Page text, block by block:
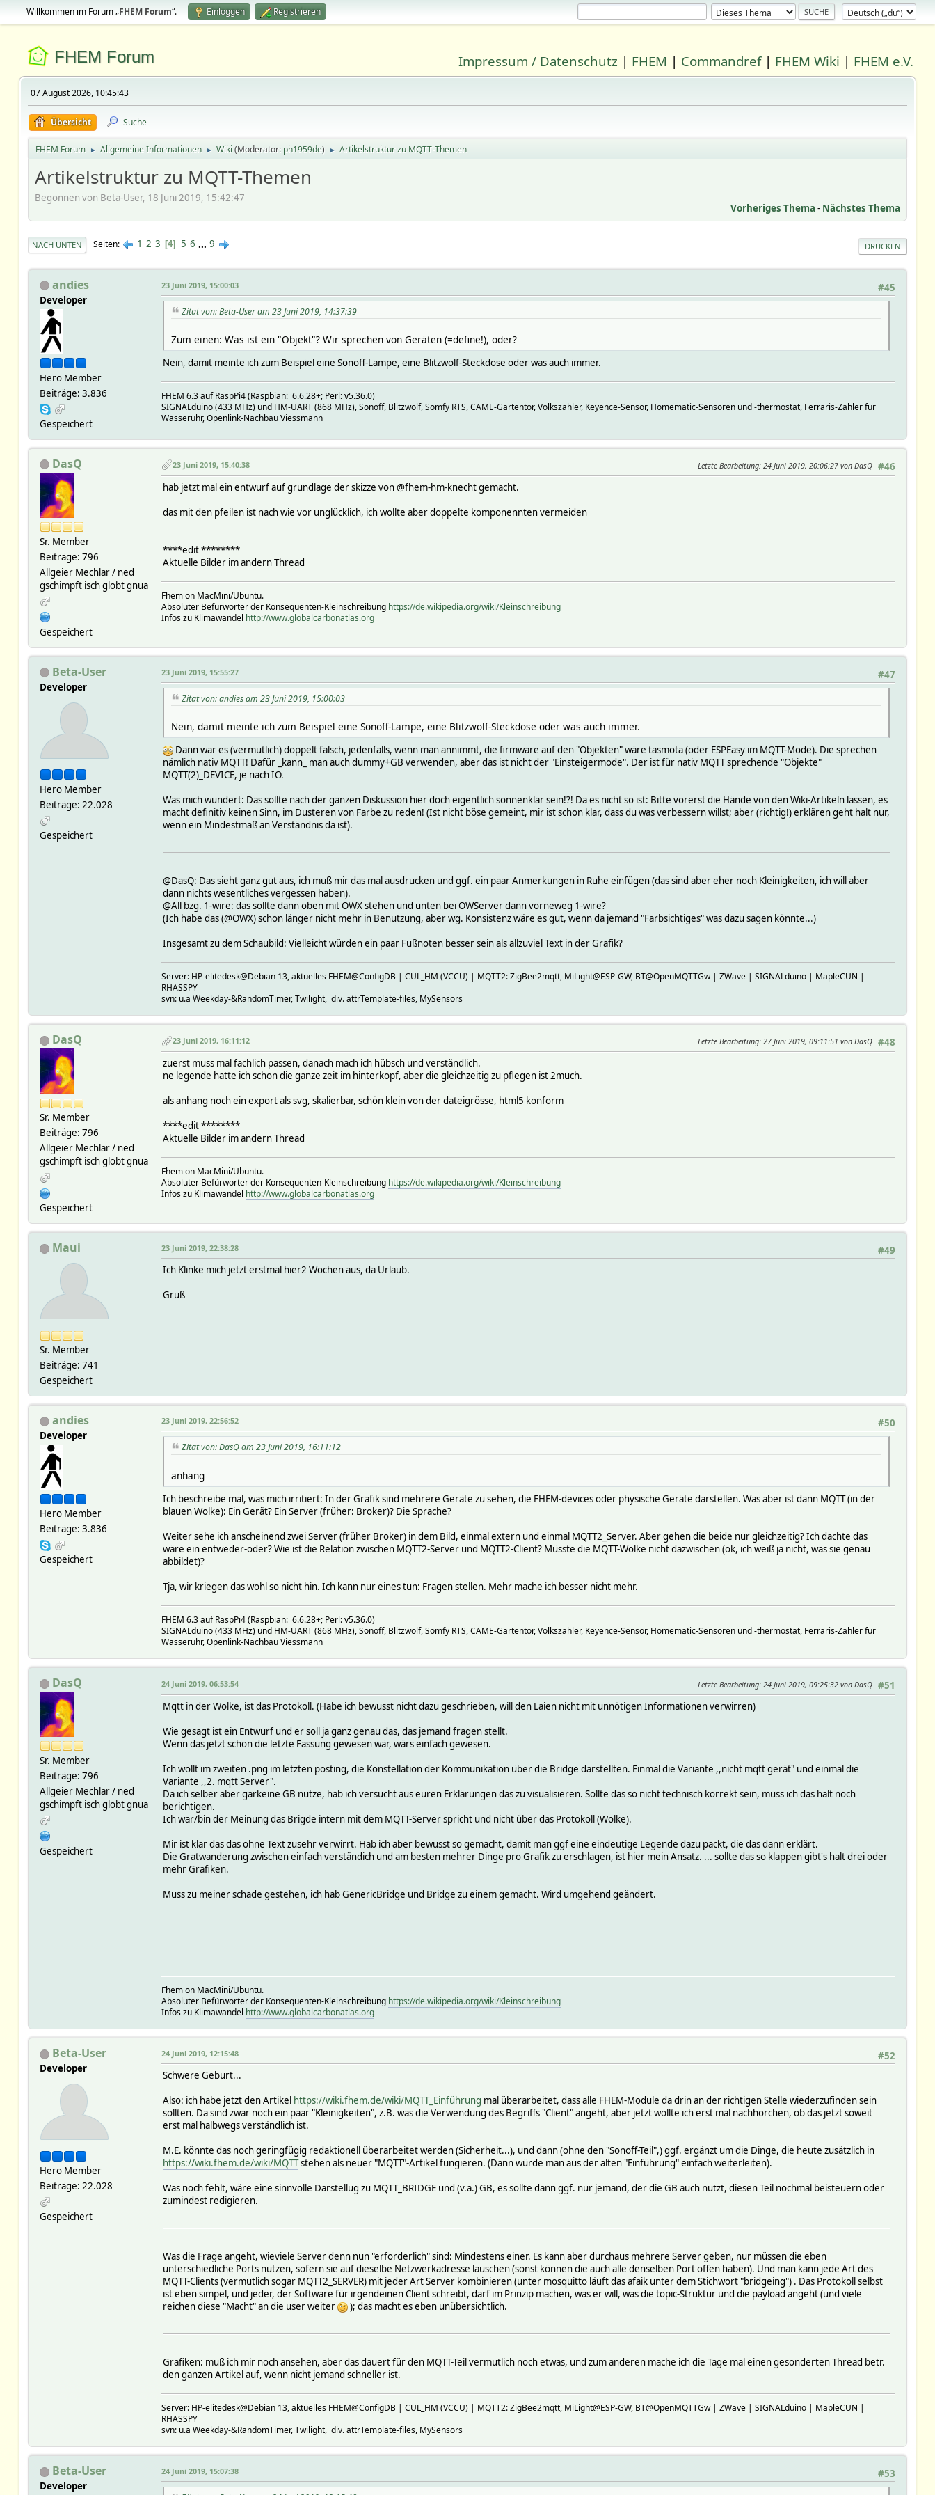
Willkommen im Forum „FHEM Forum“. Einloggen Registrieren
FHEM Forum Impressum / Datenschutz | FHEM | Commandref| FHEM Wiki | FHEM e.V.
07 August 2026, 10:45:43
Übersicht Suche
FHEM Forum ► Allgemeine Informationen ► Wiki(Moderator: ph1959de) ► Artikelstruktur zu MQTT-Themen
Artikelstruktur zu MQTT-Themen
Begonnen von Beta-User, 18 Juni 2019, 15:42:47
Vorheriges Thema - Nächstes Thema
DRUCKEN
NACH UNTEN Seiten 1 2 3 4 5 6 ... 9
andies
Developer
Hero Member
Beiträge: 3.836
Gespeichert
#45
23 Juni 2019, 15:00:03
Zitat von: Beta-User am 23 Juni 2019, 14:37:39
Zum einen: Was ist ein "Objekt"? Wir sprechen von Geräten (=define!), oder?
Nein, damit meinte ich zum Beispiel eine Sonoff-Lampe, eine Blitzwolf-Steckdose oder was auch immer.
FHEM 6.3 auf RaspPi4 (Raspbian: 6.6.28+; Perl: v5.36.0)
SIGNALduino (433 MHz) und HM-UART (868 MHz), Sonoff, Blitzwolf, Somfy RTS, CAME-Gartentor, Volkszähler, Keyence-Sensor, Homematic-Sensoren und -thermostat, Ferraris-Zähler für
Wasseruhr, Openlink-Nachbau Viessmann
DasQ
Sr. Member
Beiträge: 796
Allgeier Mechlar / ned
gschimpft isch globt gnua
Gespeichert
#46
23 Juni 2019, 15:40:38 Letzte Bearbeitung: 24 Juni 2019, 20:06:27 von DasQ
hab jetzt mal ein entwurf auf grundlage der skizze von @fhem-hm-knecht gemacht.
das mit den pfeilen ist nach wie vor unglücklich, ich wollte aber doppelte komponennten vermeiden
****edit ********
Aktuelle Bilder im andern Thread
Fhem on MacMini/Ubuntu.
Absoluter Befürworter der Konsequenten-Kleinschreibung https://de.wikipedia.org/wiki/Kleinschreibung
Infos zu Klimawandel http://www.globalcarbonatlas.org
Beta-User
Developer
Hero Member
Beiträge: 22.028
Gespeichert
#47
23 Juni 2019, 15:55:27
Zitat von: andies am 23 Juni 2019, 15:00:03
Nein, damit meinte ich zum Beispiel eine Sonoff-Lampe, eine Blitzwolf-Steckdose oder was auch immer.
Dann war es (vermutlich) doppelt falsch, jedenfalls, wenn man annimmt, die firmware auf den "Objekten" wäre tasmota (oder ESPEasy im MQTT-Mode). Die sprechen
nämlich nativ MQTT! Dafür _kann_ man auch dummy+GB verwenden, aber das ist nicht der "Einsteigermode". Der ist für nativ MQTT sprechende "Objekte"
MQTT(2)_DEVICE, je nach IO.
Was mich wundert: Das sollte nach der ganzen Diskussion hier doch eigentlich sonnenklar sein!?! Da es nicht so ist: Bitte vorerst die Hände von den Wiki-Artikeln lassen, es
macht definitiv keinen Sinn, im Dusteren von Farbe zu reden! (Ist nicht böse gemeint, mir ist schon klar, dass du was verbessern willst; aber (richtig!) erklären geht halt nur,
wenn ein Mindestmaß an Verständnis da ist).
@DasQ: Das sieht ganz gut aus, ich muß mir das mal ausdrucken und ggf. ein paar Anmerkungen in Ruhe einfügen (das sind aber eher noch Kleinigkeiten, ich will aber
dann nichts wesentliches vergessen haben).
@All bzg. 1-wire: das sollte dann oben mit OWX stehen und unten bei OWServer dann vorneweg 1-wire?
(Ich habe das (@OWX) schon länger nicht mehr in Benutzung, aber wg. Konsistenz wäre es gut, wenn da jemand "Farbsichtiges" was dazu sagen könnte...)
Insgesamt zu dem Schaubild: Vielleicht würden ein paar Fußnoten besser sein als allzuviel Text in der Grafik?
Server: HP-elitedesk@Debian 13, aktuelles FHEM@ConfigDB | CUL_HM (VCCU) | MQTT2: ZigBee2mqtt, MiLight@ESP-GW, BT@OpenMQTTGw | ZWave | SIGNALduino | MapleCUN |
RHASSPY
svn: u.a Weekday-&RandomTimer, Twilight, div. attrTemplate-files, MySensors
DasQ
Sr. Member
Beiträge: 796
Allgeier Mechlar / ned
gschimpft isch globt gnua
Gespeichert
#48
23 Juni 2019, 16:11:12 Letzte Bearbeitung: 27 Juni 2019, 09:11:51 von DasQ
zuerst muss mal fachlich passen, danach mach ich hübsch und verständlich.
ne legende hatte ich schon die ganze zeit im hinterkopf, aber die gleichzeitig zu pflegen ist 2much.
als anhang noch ein export als svg, skalierbar, schön klein von der dateigrösse, html5 konform
****edit ********
Aktuelle Bilder im andern Thread
Fhem on MacMini/Ubuntu.
Absoluter Befürworter der Konsequenten-Kleinschreibung https://de.wikipedia.org/wiki/Kleinschreibung
Infos zu Klimawandel http://www.globalcarbonatlas.org
Maui
Sr. Member
Beiträge: 741
Gespeichert
#49
23 Juni 2019, 22:38:28
Ich Klinke mich jetzt erstmal hier2 Wochen aus, da Urlaub.
Gruß
andies
Developer
Hero Member
Beiträge: 3.836
Gespeichert
#50
23 Juni 2019, 22:56:52
Zitat von: DasQ am 23 Juni 2019, 16:11:12
anhang
Ich beschreibe mal, was mich irritiert: In der Grafik sind mehrere Geräte zu sehen, die FHEM-devices oder physische Geräte darstellen. Was aber ist dann MQTT (in der
blauen Wolke): Ein Gerät? Ein Server (früher: Broker)? Die Sprache?
Weiter sehe ich anscheinend zwei Server (früher Broker) in dem Bild, einmal extern und einmal MQTT2_Server. Aber gehen die beide nur gleichzeitig? Ich dachte das
wäre ein entweder-oder? Wie ist die Relation zwischen MQTT2-Server und MQTT2-Client? Müsste die MQTT-Wolke nicht dazwischen (ok, ich weiß ja nicht, was sie genau
abbildet)?
Tja, wir kriegen das wohl so nicht hin. Ich kann nur eines tun: Fragen stellen. Mehr mache ich besser nicht mehr.
FHEM 6.3 auf RaspPi4 (Raspbian: 6.6.28+; Perl: v5.36.0)
SIGNALduino (433 MHz) und HM-UART (868 MHz), Sonoff, Blitzwolf, Somfy RTS, CAME-Gartentor, Volkszähler, Keyence-Sensor, Homematic-Sensoren und -thermostat, Ferraris-Zähler für
Wasseruhr, Openlink-Nachbau Viessmann
DasQ
Sr. Member
Beiträge: 796
Allgeier Mechlar / ned
gschimpft isch globt gnua
Gespeichert
#51
24 Juni 2019, 06:53:54 Letzte Bearbeitung: 24 Juni 2019, 09:25:32 von DasQ
Mqtt in der Wolke, ist das Protokoll. (Habe ich bewusst nicht dazu geschrieben, will den Laien nicht mit unnötigen Informationen verwirren)
Wie gesagt ist ein Entwurf und er soll ja ganz genau das, das jemand fragen stellt.
Wenn das jetzt schon die letzte Fassung gewesen wär, wärs einfach gewesen.
Ich wollt im zweiten .png im letzten posting, die Konstellation der Kommunikation über die Bridge darstellten. Einmal die Variante ,,nicht mqtt gerät" und einmal die
Variante ,,2. mqtt Server".
Da ich selber aber garkeine GB nutze, hab ich versucht aus euren Erklärungen das zu visualisieren. Sollte das so nicht technisch korrekt sein, muss ich das halt noch
berichtigen.
Ich war/bin der Meinung das Brigde intern mit dem MQTT-Server spricht und nicht über das Protokoll (Wolke).
Mir ist klar das das ohne Text zusehr verwirrt. Hab ich aber bewusst so gemacht, damit man ggf eine eindeutige Legende dazu packt, die das dann erklärt.
Die Gratwanderung zwischen einfach verständich und am besten mehrer Dinge pro Grafik zu erschlagen, ist hier mein Ansatz. ... sollte das so klappen gibt's halt drei oder
mehr Grafiken.
Muss zu meiner schade gestehen, ich hab GenericBridge und Bridge zu einem gemacht. Wird umgehend geändert.
Fhem on MacMini/Ubuntu.
Absoluter Befürworter der Konsequenten-Kleinschreibung https://de.wikipedia.org/wiki/Kleinschreibung
Infos zu Klimawandel http://www.globalcarbonatlas.org
Beta-User
Developer
Hero Member
Beiträge: 22.028
Gespeichert
#52
24 Juni 2019, 12:15:48
Schwere Geburt...
Also: ich habe jetzt den Artikel https://wiki.fhem.de/wiki/MQTT_Einführung mal überarbeitet, dass alle FHEM-Module da drin an der richtigen Stelle wiederzufinden sein
sollten. Da sind zwar noch ein paar "Kleinigkeiten", z.B. was die Verwendung des Begriffs "Client" angeht, aber jetzt wollte ich erst mal nachhorchen, ob das jetzt soweit
erst mal halbwegs verständlich ist.
M.E. könnte das noch geringfügig redaktionell überarbeitet werden (Sicherheit...), und dann (ohne den "Sonoff-Teil",) ggf. ergänzt um die Dinge, die heute zusätzlich in
https://wiki.fhem.de/wiki/MQTTstehen als neuer "MQTT"-Artikel fungieren. (Dann würde man aus der alten "Einführung" einfach weiterleiten).
Was noch fehlt, wäre eine sinnvolle Darstellug zu MQTT_BRIDGE und (v.a.) GB, es sollte dann ggf. nur jemand, der die GB auch nutzt, diesen Teil nochmal beisteuern oder
zumindest redigieren.
Was die Frage angeht, wieviele Server denn nun "erforderlich" sind: Mindestens einer. Es kann aber durchaus mehrere Server geben, nur müssen die eben
unterschiedliche Ports nutzen, sofern sie auf dieselbe Netzwerkadresse lauschen (sonst können die auch alle denselben Port offen haben). Und man kann jede Art des
MQTT-Clients (vermutlich sogar MQTT2_SERVER) mit jeder Art Server kombinieren (unter mosquitto läuft das afaik unter dem Stichwort "bridgeing") . Das Protokoll selbst
ist eben simpel, und jeder, der Software für irgendeinen Client schreibt, darf im Prinzip machen, was er will, was die topic-Struktur und die payload angeht (und viele
reichen diese "Macht" an die user weiter
); das macht es eben unübersichtlich.
Grafiken: muß ich mir noch ansehen, aber das dauert für den MQTT-Teil vermutlich noch etwas, und zum anderen mache ich die Tage mal einen gesonderten Thread betr.
den ganzen Artikel auf, wenn nicht jemand schneller ist.
Server: HP-elitedesk@Debian 13, aktuelles FHEM@ConfigDB | CUL_HM (VCCU) | MQTT2: ZigBee2mqtt, MiLight@ESP-GW, BT@OpenMQTTGw | ZWave | SIGNALduino | MapleCUN |
RHASSPY
svn: u.a Weekday-&RandomTimer, Twilight, div. attrTemplate-files, MySensors
Beta-User
Developer
#53
24 Juni 2019, 15:07:38